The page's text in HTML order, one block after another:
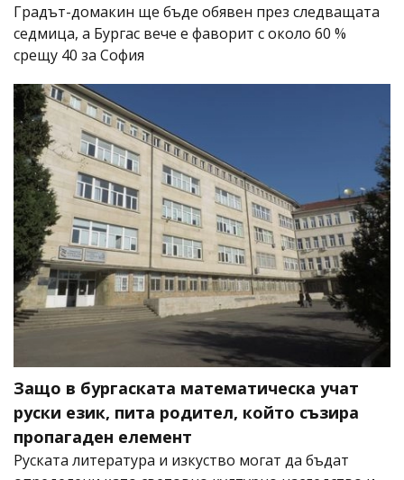
Градът-домакин ще бъде обявен през следващата
седмица, а Бургас вече е фаворит с около 60 %
срещу 40 за София
Защо в бургаската математическа учат
руски език, пита родител, който съзира
пропагаден елемент
Руската литература и изкуство могат да бъдат